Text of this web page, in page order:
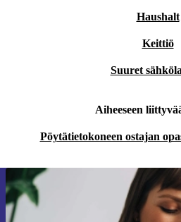
Haushalt
Keittiö
Suuret
Aiheeseen
Pöytätietokoneen ostajan
Liity ensimmäistä
tilaajaksi ja